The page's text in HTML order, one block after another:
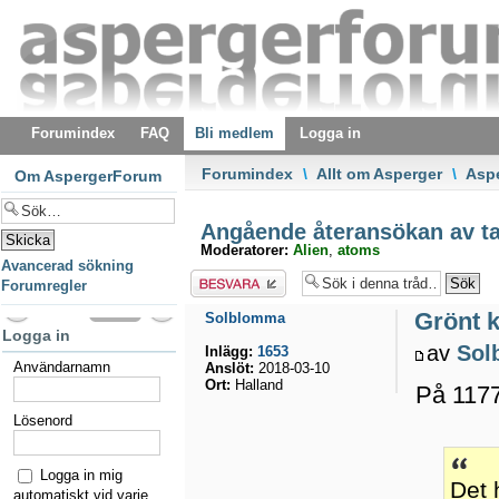
Forumindex FAQ Bli medlem Logga in
Forumindex \ Allt om Asperger \
Angående återansökan av
Moderatorer: Alien, atoms
Besvara
Grönt
av
På
Det
Solblomma
Inlägg: 1653
Anslöt: 2018-03-10
Ort: Halland
Om AspergerForum
Avancerad sökning
Forumregler
Logga in
Användarnamn
Lösenord
Logga in mig
automatiskt vid varje